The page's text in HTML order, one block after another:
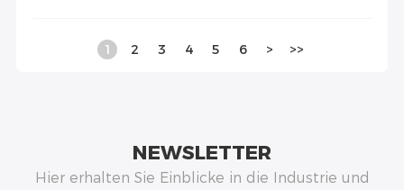
1 2 3 4 5 6 > >>
NEWSLETTER
Hier erhalten Sie Einblicke in die Industrie und